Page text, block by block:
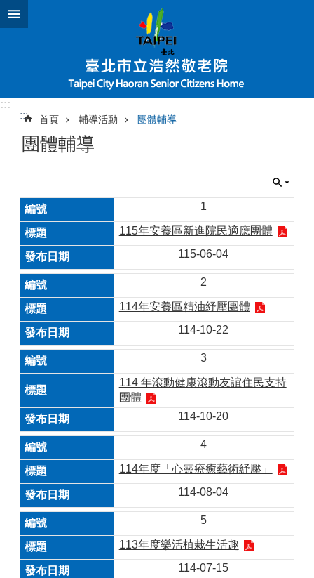
跳到主要內容區塊
:::
:::
首頁 輔導活動 團體輔導
團體輔導
1
115年安養區新進院民適應團體
115-06-04
2
114年安養區精油紓壓團體
114-10-22
3
114 年滾動健康滾動友誼住民支持
團體
114-10-20
4
114年度「心靈療癒藝術紓壓」
114-08-04
5
113年度樂活植栽生活趣
114-07-15